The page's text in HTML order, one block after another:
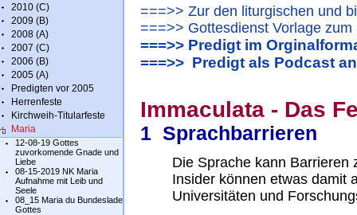
2010 (C)
2009 (B)
2008 (A)
2007 (C)
2006 (B)
2005 (A)
Predigten vor 2005
Herrenfeste
Kirchweih-Titularfeste
Maria
12-08-19 Gottes
zuvorkomende Gnade und
Liebe
08-15-2019 NK Maria
Aufnahme mit Leib und
Seele
08_15 Maria du Bundeslade
Gottes
===>> Zur den liturgischen und
===>> Gottesdienst Vorlage
===>> Predigt im
===>> Predigt als Podcast
Immaculata - Das
1 Sprachbarrieren
Die Sprache kann Barrieren
Insider können etwas damit
Universitäten und